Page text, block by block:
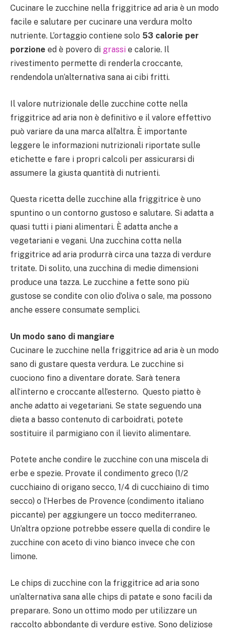
Cucinare le zucchine nella friggitrice ad aria è un modo
facile e salutare per cucinare una verdura molto
nutriente. L’ortaggio contiene solo 53 calorie per
porzione ed è povero di grassi e calorie. Il
rivestimento permette di renderla croccante,
rendendola un’alternativa sana ai cibi fritti.
Il valore nutrizionale delle zucchine cotte nella
friggitrice ad aria non è definitivo e il valore effettivo
può variare da una marca all’altra. È importante
leggere le informazioni nutrizionali riportate sulle
etichette e fare i propri calcoli per assicurarsi di
assumere la giusta quantità di nutrienti.
Questa ricetta delle zucchine alla friggitrice è uno
spuntino o un contorno gustoso e salutare. Si adatta a
quasi tutti i piani alimentari. È adatta anche a
vegetariani e vegani. Una zucchina cotta nella
friggitrice ad aria produrrà circa una tazza di verdure
tritate. Di solito, una zucchina di medie dimensioni
produce una tazza. Le zucchine a fette sono più
gustose se condite con olio d’oliva o sale, ma possono
anche essere consumate semplici.
Un modo sano di mangiare
Cucinare le zucchine nella friggitrice ad aria è un modo
sano di gustare questa verdura. Le zucchine si
cuociono fino a diventare dorate. Sarà tenera
all’interno e croccante all’esterno. Questo piatto è
anche adatto ai vegetariani. Se state seguendo una
dieta a basso contenuto di carboidrati, potete
sostituire il parmigiano con il lievito alimentare.
Potete anche condire le zucchine con una miscela di
erbe e spezie. Provate il condimento greco (1/2
cucchiaino di origano secco, 1/4 di cucchiaino di timo
secco) o l’Herbes de Provence (condimento italiano
piccante) per aggiungere un tocco mediterraneo.
Un’altra opzione potrebbe essere quella di condire le
zucchine con aceto di vino bianco invece che con
limone.
Le chips di zucchine con la friggitrice ad aria sono
un’alternativa sana alle chips di patate e sono facili da
preparare. Sono un ottimo modo per utilizzare un
raccolto abbondante di verdure estive. Sono deliziose